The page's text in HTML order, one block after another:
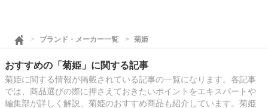
ブランド・メーカー一覧 菊姫
おすすめの「菊姫」に関する記事
菊姫に関する情報が掲載されている記事の一覧になります。各記事
では、商品選びの際に押さえておきたいポイントをエキスパートや
編集部が詳しく解説、菊姫のおすすめ商品も紹介しています。菊姫